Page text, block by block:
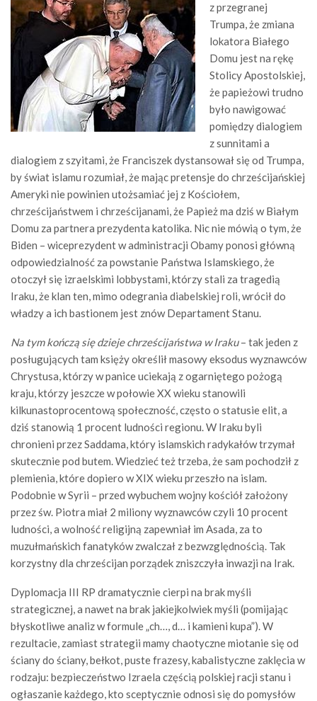
z przegranej
Trumpa, że zmiana
lokatora Białego
Domu jest na rękę
Stolicy Apostolskiej,
że papieżowi trudno
było nawigować
pomiędzy dialogiem
z sunnitami a
dialogiem z szyitami, że Franciszek dystansował się od Trumpa,
by świat islamu rozumiał, że mając pretensje do chrześcijańskiej
Ameryki nie powinien utożsamiać jej z Kościołem,
chrześcijaństwem i chrześcijanami, że Papież ma dziś w Białym
Domu za partnera prezydenta katolika. Nic nie mówią o tym, że
Biden – wiceprezydent w administracji Obamy ponosi główną
odpowiedzialność za powstanie Państwa Islamskiego, że
otoczył się izraelskimi lobbystami, którzy stali za tragedią
Iraku, że klan ten, mimo odegrania diabelskiej roli, wrócił do
władzy a ich bastionem jest znów Departament Stanu.
Na tym kończą się dzieje chrześcijaństwa w Iraku– tak jeden z
posługujących tam księży określił masowy eksodus wyznawców
Chrystusa, którzy w panice uciekają z ogarniętego pożogą
kraju, którzy jeszcze w połowie XX wieku stanowili
kilkunastoprocentową społeczność, często o statusie elit, a
dziś stanowią 1 procent ludności regionu. W Iraku byli
chronieni przez Saddama, który islamskich radykałów trzymał
skutecznie pod butem. Wiedzieć też trzeba, że sam pochodził z
plemienia, które dopiero w XIX wieku przeszło na islam.
Podobnie w Syrii – przed wybuchem wojny kościół założony
przez św. Piotra miał 2 miliony wyznawców czyli 10 procent
ludności, a wolność religijną zapewniał im Asada, za to
muzułmańskich fanatyków zwalczał z bezwzględnością. Tak
korzystny dla chrześcijan porządek zniszczyła inwazji na Irak.
Dyplomacja III RP dramatycznie cierpi na brak myśli
strategicznej, a nawet na brak jakiejkolwiek myśli (pomijając
błyskotliwe analiz w formule „ch…, d… i kamieni kupa”). W
rezultacie, zamiast strategii mamy chaotyczne miotanie się od
ściany do ściany, bełkot, puste frazesy, kabalistyczne zaklęcia w
rodzaju: bezpieczeństwo Izraela częścią polskiej racji stanu i
ogłaszanie każdego, kto sceptycznie odnosi się do pomysłów